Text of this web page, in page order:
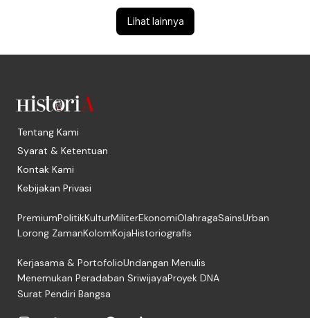
Lihat lainnya
Tentang Kami
Syarat & Ketentuan
Kontak Kami
Kebijakan Privasi
PremiumPolitikKulturMiliterEkonomiOlahragaSainsUrban
Lorong ZamanKolomKojaHistoriografis
Kerjasama & PortofolioUndangan Menulis
Menemukan Peradaban SriwijayaProyek DNA
Surat Pendiri Bangsa